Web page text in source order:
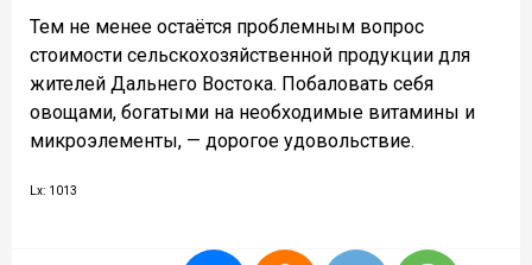
Тем не менее остаётся проблемным вопрос
стоимости сельскохозяйственной продукции для
жителей Дальнего Востока. Побаловать себя
овощами, богатыми на необходимые витамины и
микроэлементы, — дорогое удовольствие.
Lx: 1013